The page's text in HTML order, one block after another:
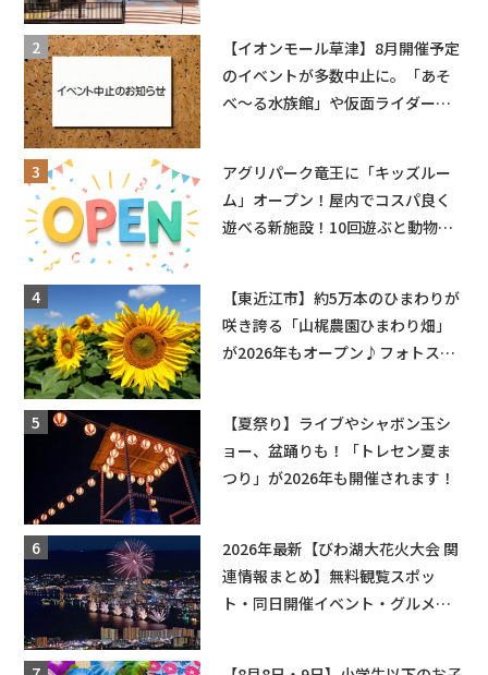
【イオンモール草津】8月開催予定
のイベントが多数中止に。「あそ
べ〜る水族館」や仮面ライダーシ
アグリパーク竜王に「キッズルー
ム」オープン！屋内でコスパ良く
遊べる新施設！10回遊ぶと動物触
【東近江市】約5万本のひまわりが
咲き誇る「山梶農園ひまわり畑」
が2026年もオープン♪フォトスポ
【夏祭り】ライブやシャボン玉シ
ョー、盆踊りも！「トレセン夏ま
つり」が2026年も開催されます！
2026年最新【びわ湖大花火大会 関
連情報まとめ】無料観覧スポッ
ト・同日開催イベント・グルメマ